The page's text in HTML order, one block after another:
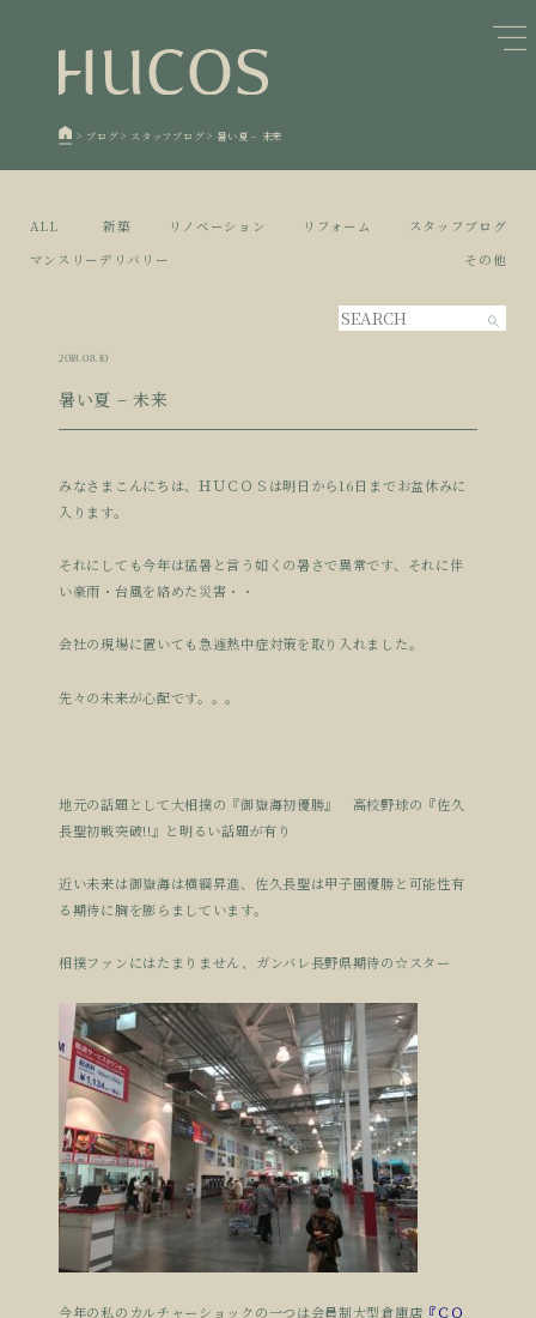
日本森林と循環
欧州住宅の文化と日本の現在地
廃棄物について知る
5 空き家とリノベーション
1 蓄熱するパッシブデザイン
2 自然素材の温もりと快適性を実現
活かすリノベーション
> ブログ> スタッフブログ>暑い夏 – 未来
ALL 新築 リノベーション リフォーム
スタッフブログ
マンスリーデリバリー
その他
2018.08.10
暑い夏 – 未来
みなさまこんにちは、ＨＵＣＯＳは明日から16日までお盆休みに
入ります。
それにしても今年は猛暑と言う如くの暑さで異常です、それに伴
い豪雨・台風を絡めた災害・・
会社の現場に置いても急遽熱中症対策を取り入れました。
先々の未来が心配です。。。
地元の話題として大相撲の『御嶽海初優勝』 高校野球の『佐久
長聖初戦突破!!』と明るい話題が有り
近い未来は御嶽海は横綱昇進、佐久長聖は甲子園優勝と可能性有
る期待に胸を膨らましています。
相撲ファンにはたまりません、ガンバレ長野県期待の☆スター
今年の私のカルチャーショックの一つは会員制大型倉庫店 『ＣＯ